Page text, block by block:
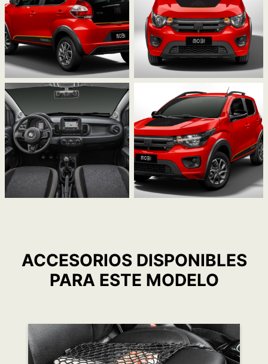
ACCESORIOS DISPONIBLES
PARA ESTE MODELO